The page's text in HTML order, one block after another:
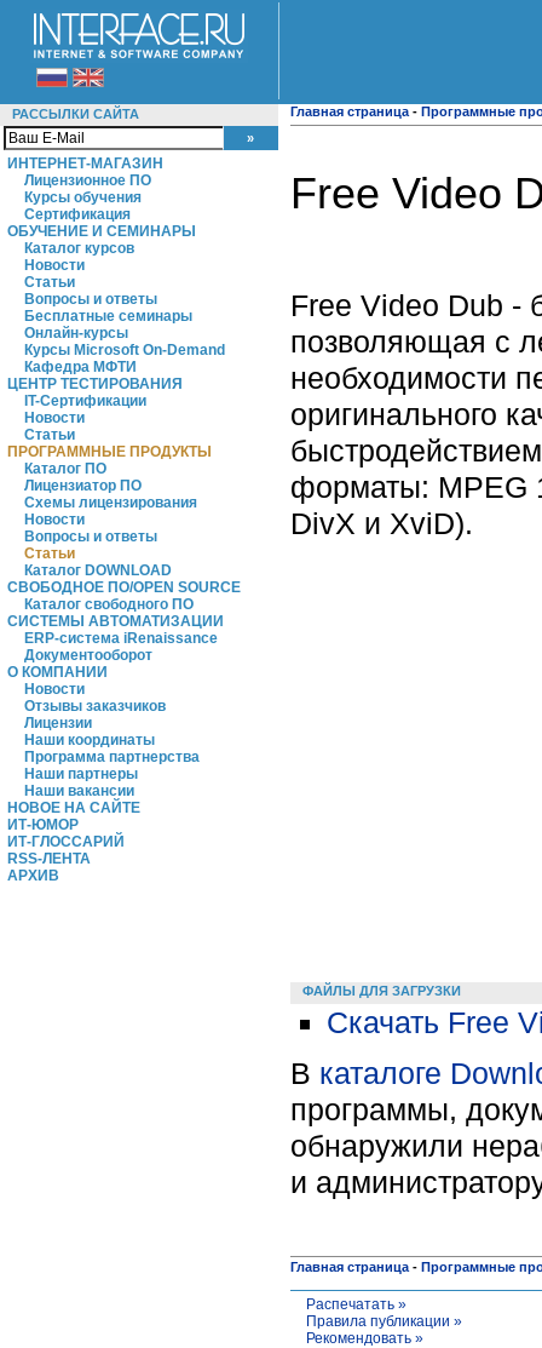
РАССЫЛКИ САЙТА
ИНТЕРНЕТ-МАГАЗИН
Лицензионное ПО
Курсы обучения
Сертификация
ОБУЧЕНИЕ И СЕМИНАРЫ
Каталог курсов
Новости
Статьи
Вопросы и ответы
Бесплатные семинары
Онлайн-курсы
Курсы Microsoft On-Demand
Кафедра МФТИ
ЦЕНТР ТЕСТИРОВАНИЯ
IT-Сертификации
Новости
Статьи
ПРОГРАММНЫЕ ПРОДУКТЫ
Каталог ПО
Лицензиатор ПО
Схемы лицензирования
Новости
Вопросы и ответы
Статьи
Каталог DOWNLOAD
СВОБОДНОЕ ПО/OPEN SOURCE
Каталог свободного ПО
СИСТЕМЫ АВТОМАТИЗАЦИИ
ERP-система iRenaissance
Документооборот
О КОМПАНИИ
Новости
Отзывы заказчиков
Лицензии
Наши координаты
Программа партнерства
Наши партнеры
Наши вакансии
НОВОЕ НА САЙТЕ
ИТ-ЮМОР
ИТ-ГЛОССАРИЙ
RSS-ЛЕНТА
АРХИВ
Главная страница - Программные
Free Video
Free Video Dub -
позволяющая с
необходимости
оригинального
форматы: MPEG
DivX и XviD).
ФАЙЛЫ ДЛЯ ЗАГРУЗКИ
Скачать Free
В каталоге
программы,
обнаружили
и
Главная страница - Программные
Распечатать »
Правила публикации »
Рекомендовать »